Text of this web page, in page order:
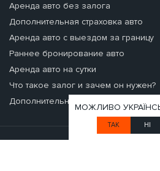
МОЖЛИВО
ТАК НІ
Аренда авто без залога
Дополнительная страховка авто
Аренда авто с выездом за границу
Раннее бронирование авто
Аренда авто на сутки
Что такое залог и зачем он нужен?
Дополнительное оборудование